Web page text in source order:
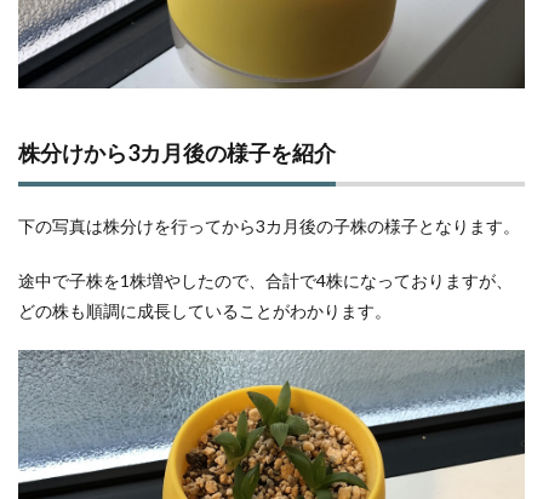
株分けから3カ月後の様子を紹介
下の写真は株分けを行ってから3カ月後の子株の様子となります。
途中で子株を1株増やしたので、合計で4株になっておりますが、
どの株も順調に成長していることがわかります。